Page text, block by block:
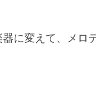
に変えて、メロ